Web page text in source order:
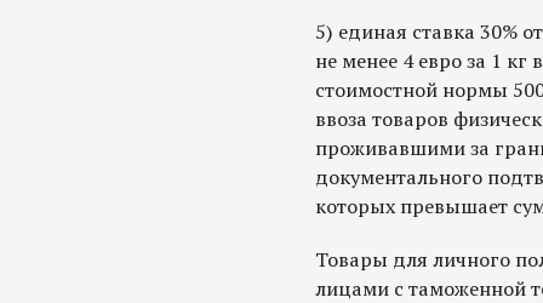
5) единая ставка 30%
не менее 4 евро за 1
стоимостной нормы
ввоза товаров
проживавшими за
документального
которых превышает
Товары для личного
лицами с таможенной